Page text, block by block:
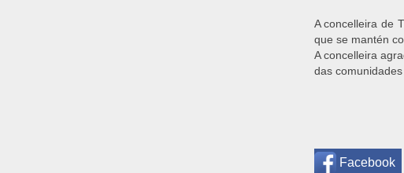
A concelleira de
que se mantén
A concelleira
das
Facebook